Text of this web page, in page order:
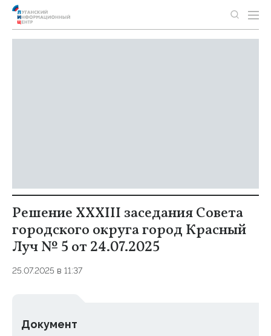
Решение XXXIII заседания Совета
городского округа город Красный
Луч № 5 от 24.07.2025
25.07.2025 в 11:37
Документ